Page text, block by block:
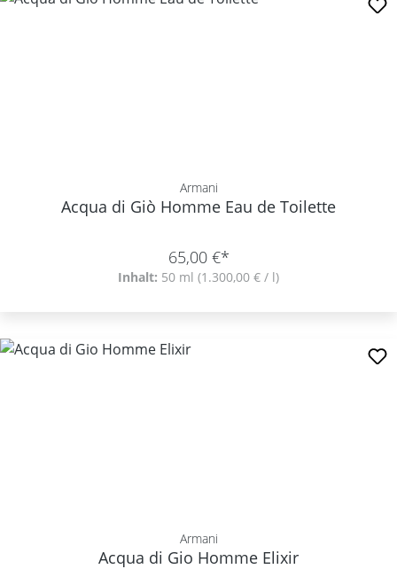
Armani
Acqua di Giò Homme Eau de Toilette
65,00 €*
Inhalt: 50 ml (1.300,00 € / l)
Armani
Acqua di Gio Homme Elixir